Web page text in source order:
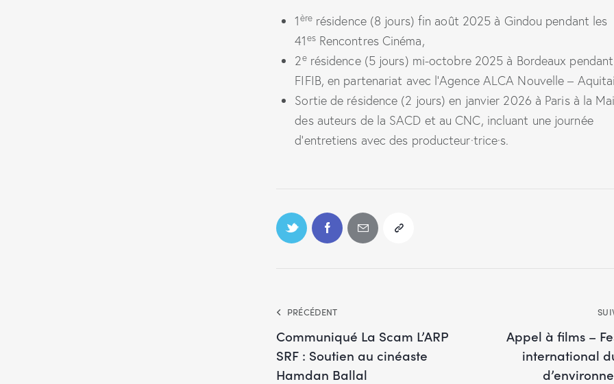
1èrerésidence (8 jours) fin août 2025 à Gindou pendant les
41esRencontres Cinéma,
2erésidence (5 jours) mi-octobre 2025 à Bordeaux
FIFIB, en partenariat avec l’Agence ALCA Nouvelle –
Sortie de résidence (2 jours) en janvier 2026 à Paris à la
des auteurs de la SACD et au CNC, incluant une journée
d’entretiens avec des producteur·trice·s.
PRÉCÉDENT
Communiqué La Scam L’ARP
SRF : Soutien au cinéaste
Hamdan Ballal
Appel à films –
international